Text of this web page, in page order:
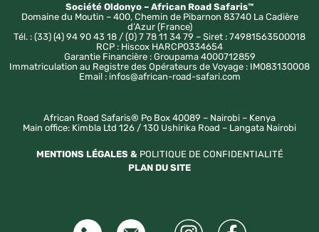
Société Oldonyo – African Road Safaris™
Domaine du Moutin – 400, Chemin de Pibarnon 83740 La Cadière
d’Azur (France)
Tél. : (33) (4) 94 90 43 18 / (0) 7 78 11 34 79 – Siret : 74981563500018
RCP : Hiscox HARCP0334654
Garantie Financière : Groupama 4000712859
Immatriculation au Registre des Opérateurs de Voyage : IM083130008
Email : infos@african-road-safari.com
African Road Safaris® Po Box 40089 – Nairobi – Kenya
Main office: Kimbla Ltd 126 / 130 Ushirika Road – Langata Nairobi
MENTIONS LÉGALES & POLITIQUE DE CONFIDENTIALITÉ
PLAN DU SITE